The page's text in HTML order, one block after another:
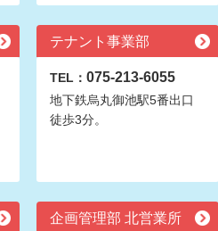
テナント事業部
TEL： 075-213-6055
地下鉄烏丸御池駅5番出口
徒歩3分。
企画管理部 北営業所